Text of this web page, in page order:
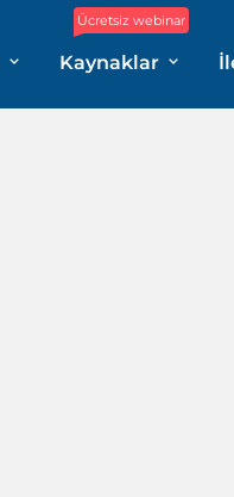
Ücretsiz webinar
Kaynaklar